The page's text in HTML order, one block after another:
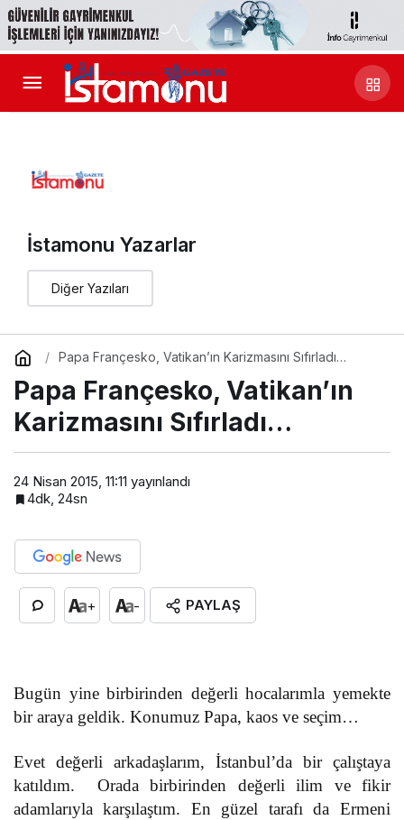
İstamonu Yazarlar
Diğer Yazıları
Papa Françesko, Vatikan’ın Karizmasını Sıfırladı…
Papa Françesko, Vatikan’ın
Karizmasını Sıfırladı…
24 Nisan 2015, 11:11 yayınlandı
4dk, 24sn
+ - PAYLAŞ
Bugün yine birbirinden değerli hocalarımla yemekte
bir araya geldik. Konumuz Papa, kaos ve seçim…
Evet değerli arkadaşlarım, İstanbul’da bir çalıştaya
katıldım. Orada birbirinden değerli ilim ve fikir
adamlarıyla karşılaştım. En güzel tarafı da Ermeni